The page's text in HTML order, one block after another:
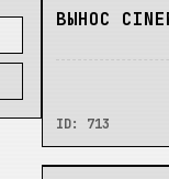
НЕТ
ВЫНОС
ID: 713